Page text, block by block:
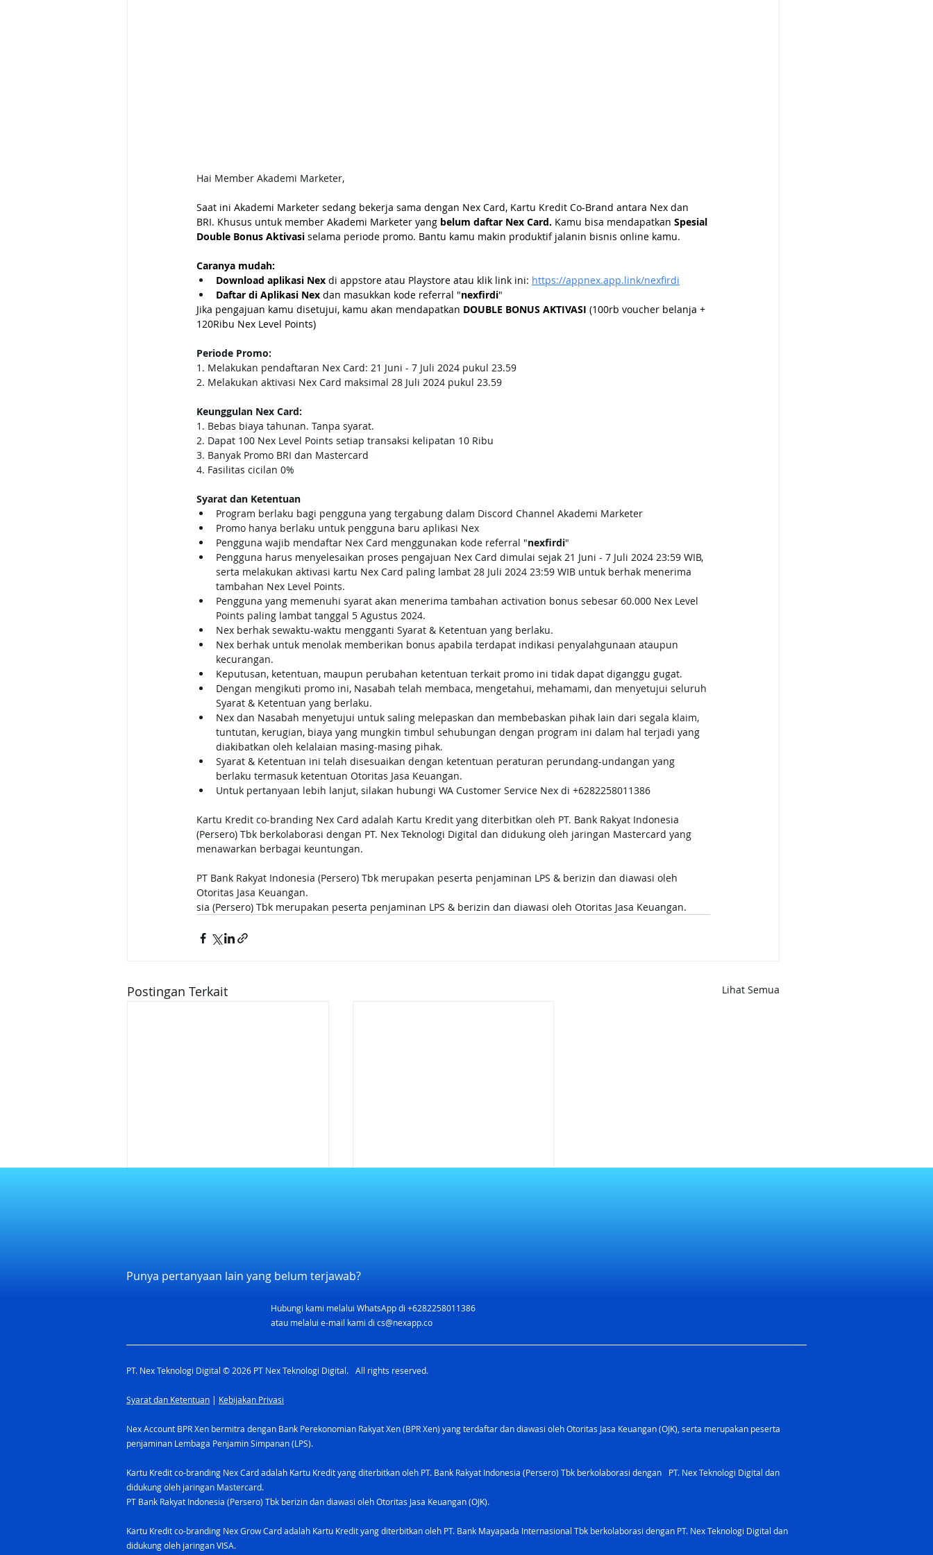
Hai Member Akademi Marketer,
Saat ini Akademi Marketer sedang bekerja sama dengan Nex Card, Kartu Kredit Co-Brand antara Nex dan
BRI. Khusus untuk member Akademi Marketer yang belum daftar Nex Card. Kamu bisa mendapatkan Spesial
Double Bonus Aktivasi selama periode promo. Bantu kamu makin produktif jalanin bisnis online kamu.
Caranya mudah:
Download aplikasi Nex di appstore atau Playstore atau klik link ini: https://appnex.app.link/nexfirdi
Daftar di Aplikasi Nex dan masukkan kode referral "nexfirdi"
Jika pengajuan kamu disetujui, kamu akan mendapatkan DOUBLE BONUS AKTIVASI (100rb voucher belanja +
120Ribu Nex Level Points)
Periode Promo:
1. Melakukan pendaftaran Nex Card: 21 Juni - 7 Juli 2024 pukul 23.59
2. Melakukan aktivasi Nex Card maksimal 28 Juli 2024 pukul 23.59
Keunggulan Nex Card:
1. Bebas biaya tahunan. Tanpa syarat.
2. Dapat 100 Nex Level Points setiap transaksi kelipatan 10 Ribu
3. Banyak Promo BRI dan Mastercard
4. Fasilitas cicilan 0%
Syarat dan Ketentuan
Program berlaku bagi pengguna yang tergabung dalam Discord Channel Akademi Marketer
Promo hanya berlaku untuk pengguna baru aplikasi Nex
Pengguna wajib mendaftar Nex Card menggunakan kode referral "nexfirdi"
Pengguna harus menyelesaikan proses pengajuan Nex Card dimulai sejak 21 Juni - 7 Juli 2024 23:59 WIB,
serta melakukan aktivasi kartu Nex Card paling lambat 28 Juli 2024 23:59 WIB untuk berhak menerima
tambahan Nex Level Points.
Pengguna yang memenuhi syarat akan menerima tambahan activation bonus sebesar 60.000 Nex Level
Points paling lambat tanggal 5 Agustus 2024.
Nex berhak sewaktu-waktu mengganti Syarat & Ketentuan yang berlaku.
Nex berhak untuk menolak memberikan bonus apabila terdapat indikasi penyalahgunaan ataupun
kecurangan.
Keputusan, ketentuan, maupun perubahan ketentuan terkait promo ini tidak dapat diganggu gugat.
Dengan mengikuti promo ini, Nasabah telah membaca, mengetahui, mehamami, dan menyetujui seluruh
Syarat & Ketentuan yang berlaku.
Nex dan Nasabah menyetujui untuk saling melepaskan dan membebaskan pihak lain dari segala klaim,
tuntutan, kerugian, biaya yang mungkin timbul sehubungan dengan program ini dalam hal terjadi yang
diakibatkan oleh kelalaian masing-masing pihak.
Syarat & Ketentuan ini telah disesuaikan dengan ketentuan peraturan perundang-undangan yang
berlaku termasuk ketentuan Otoritas Jasa Keuangan.
Untuk pertanyaan lebih lanjut, silakan hubungi WA Customer Service Nex di +6282258011386
Kartu Kredit co-branding Nex Card adalah Kartu Kredit yang diterbitkan oleh PT. Bank Rakyat Indonesia
(Persero) Tbk berkolaborasi dengan PT. Nex Teknologi Digital dan didukung oleh jaringan Mastercard yang
menawarkan berbagai keuntungan.
PT Bank Rakyat Indonesia (Persero) Tbk merupakan peserta penjaminan LPS & berizin dan diawasi oleh
Otoritas Jasa Keuangan.
sia (Persero) Tbk merupakan peserta penjaminan LPS & berizin dan diawasi oleh Otoritas Jasa Keuangan.
Postingan Terkait Lihat Semua
Promo Launching Nex Grow
Card: Welcome Bonus
2025!
Welcome Bonus Rp300.000
Nex Grow Card x Setup.ID
Punya pertanyaan lain yang belum terjawab?
Hubungi kami melalui WhatsApp di +6282258011386
atau melalui e-mail kami di cs@nexapp.co
PT. Nex Teknologi Digital © 2026 PT Nex Teknologi Digital. All rights reserved.
Syarat dan Ketentuan | Kebijakan Privasi
Nex Account BPR Xen bermitra dengan Bank Perekonomian Rakyat Xen (BPR Xen) yang terdaftar dan diawasi oleh Otoritas Jasa Keuangan (OJK), serta merupakan peserta
penjaminan Lembaga Penjamin Simpanan (LPS).
Kartu Kredit co-branding Nex Card adalah Kartu Kredit yang diterbitkan oleh PT. Bank Rakyat Indonesia (Persero) Tbk berkolaborasi dengan PT. Nex Teknologi Digital dan
didukung oleh jaringan Mastercard.
PT Bank Rakyat Indonesia (Persero) Tbk berizin dan diawasi oleh Otoritas Jasa Keuangan (OJK).
Kartu Kredit co-branding Nex Grow Card adalah Kartu Kredit yang diterbitkan oleh PT. Bank Mayapada Internasional Tbk berkolaborasi dengan PT. Nex Teknologi Digital dan
didukung oleh jaringan VISA.